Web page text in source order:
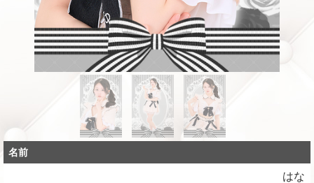
名前
はな